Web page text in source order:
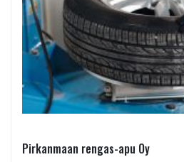
Pirkanmaan rengas-apu Oy